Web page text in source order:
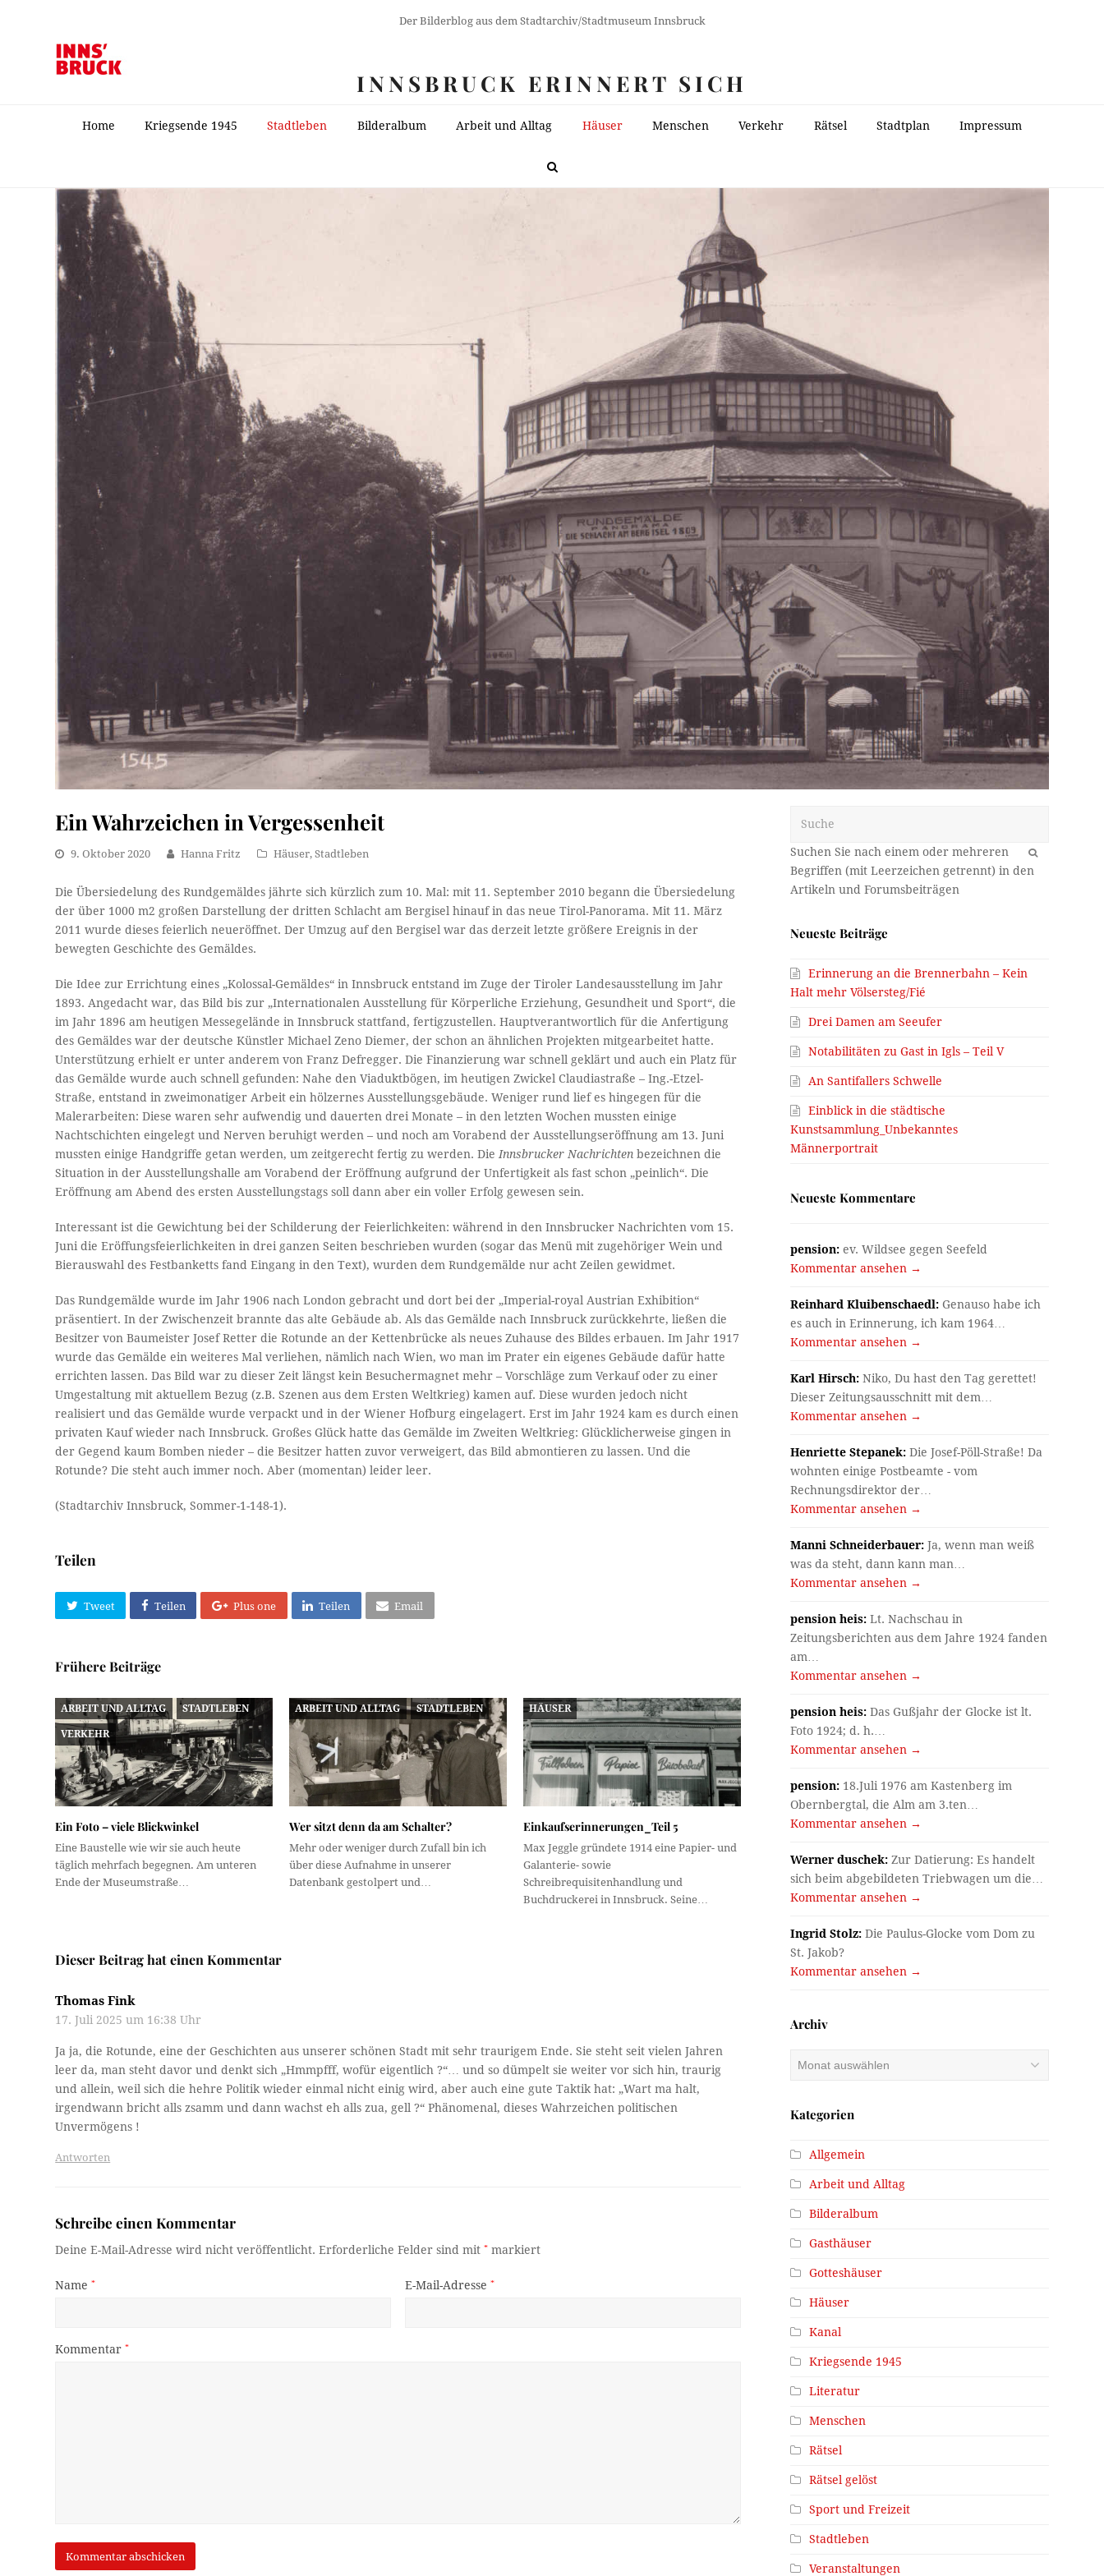
Der Bilderblog aus dem Stadtarchiv/Stadtmuseum Innsbruck
INNSBRUCK ERINNERT SICH
Home Kriegsende 1945 Stadtleben Bilderalbum Arbeit und Alltag Häuser Menschen Verkehr Rätsel Stadtplan Impressum
Ein Wahrzeichen in Vergessenheit
9. Oktober 2020 Hanna Fritz Häuser,Stadtleben
Die Übersiedelung des Rundgemäldes jährte sich kürzlich zum 10. Mal: mit 11. September 2010 begann die Übersiedelung
der über 1000 m2 großen Darstellung der dritten Schlacht am Bergisel hinauf in das neue Tirol-Panorama. Mit 11. März
2011 wurde dieses feierlich neueröffnet. Der Umzug auf den Bergisel war das derzeit letzte größere Ereignis in der
bewegten Geschichte des Gemäldes.
Die Idee zur Errichtung eines „Kolossal-Gemäldes“ in Innsbruck entstand im Zuge der Tiroler Landesausstellung im Jahr
1893. Angedacht war, das Bild bis zur „Internationalen Ausstellung für Körperliche Erziehung, Gesundheit und Sport“, die
im Jahr 1896 am heutigen Messegelände in Innsbruck stattfand, fertigzustellen. Hauptverantwortlich für die Anfertigung
des Gemäldes war der deutsche Künstler Michael Zeno Diemer, der schon an ähnlichen Projekten mitgearbeitet hatte.
Unterstützung erhielt er unter anderem von Franz Defregger. Die Finanzierung war schnell geklärt und auch ein Platz für
das Gemälde wurde auch schnell gefunden: Nahe den Viaduktbögen, im heutigen Zwickel Claudiastraße – Ing.-Etzel-
Straße, entstand in zweimonatiger Arbeit ein hölzernes Ausstellungsgebäude. Weniger rund lief es hingegen für die
Malerarbeiten: Diese waren sehr aufwendig und dauerten drei Monate – in den letzten Wochen mussten einige
Nachtschichten eingelegt und Nerven beruhigt werden – und noch am Vorabend der Ausstellungseröffnung am 13. Juni
mussten einige Handgriffe getan werden, um zeitgerecht fertig zu werden. Die Innsbrucker Nachrichtenbezeichnen die
Situation in der Ausstellungshalle am Vorabend der Eröffnung aufgrund der Unfertigkeit als fast schon „peinlich“. Die
Eröffnung am Abend des ersten Ausstellungstags soll dann aber ein voller Erfolg gewesen sein.
Interessant ist die Gewichtung bei der Schilderung der Feierlichkeiten: während in den Innsbrucker Nachrichten vom 15.
Juni die Eröffungsfeierlichkeiten in drei ganzen Seiten beschrieben wurden (sogar das Menü mit zugehöriger Wein und
Bierauswahl des Festbanketts fand Eingang in den Text), wurden dem Rundgemälde nur acht Zeilen gewidmet.
Das Rundgemälde wurde im Jahr 1906 nach London gebracht und dort bei der „Imperial-royal Austrian Exhibition“
präsentiert. In der Zwischenzeit brannte das alte Gebäude ab. Als das Gemälde nach Innsbruck zurückkehrte, ließen die
Besitzer von Baumeister Josef Retter die Rotunde an der Kettenbrücke als neues Zuhause des Bildes erbauen. Im Jahr 1917
wurde das Gemälde ein weiteres Mal verliehen, nämlich nach Wien, wo man im Prater ein eigenes Gebäude dafür hatte
errichten lassen. Das Bild war zu dieser Zeit längst kein Besuchermagnet mehr – Vorschläge zum Verkauf oder zu einer
Umgestaltung mit aktuellem Bezug (z.B. Szenen aus dem Ersten Weltkrieg) kamen auf. Diese wurden jedoch nicht
realisiert und das Gemälde wurde verpackt und in der Wiener Hofburg eingelagert. Erst im Jahr 1924 kam es durch einen
privaten Kauf wieder nach Innsbruck. Großes Glück hatte das Gemälde im Zweiten Weltkrieg: Glücklicherweise gingen in
der Gegend kaum Bomben nieder – die Besitzer hatten zuvor verweigert, das Bild abmontieren zu lassen. Und die
Rotunde? Die steht auch immer noch. Aber (momentan) leider leer.
(Stadtarchiv Innsbruck, Sommer-1-148-1).
Teilen
Tweet Teilen Plus one Teilen Email
Frühere Beiträge
ARBEIT UND ALLTAG STADTLEBEN
VERKEHR
Ein Foto – viele Blickwinkel
Eine Baustelle wie wir sie auch heute
täglich mehrfach begegnen. Am unteren
Ende der Museumstraße…
ARBEIT UND ALLTAG STADTLEBEN
Wer sitzt denn da am Schalter?
Mehr oder weniger durch Zufall bin ich
über diese Aufnahme in unserer
Datenbank gestolpert und…
HÄUSER
Einkaufserinnerungen_Teil 5
Max Jeggle gründete 1914 eine Papier- und
Galanterie- sowie
Schreibrequisitenhandlung und
Buchdruckerei in Innsbruck. Seine…
Dieser Beitrag hat einen Kommentar
Thomas Fink
17. Juli 2025 um 16:38 Uhr
Ja ja, die Rotunde, eine der Geschichten aus unserer schönen Stadt mit sehr traurigem Ende. Sie steht seit vielen Jahren
leer da, man steht davor und denkt sich „Hmmpfff, wofür eigentlich ?“… und so dümpelt sie weiter vor sich hin, traurig
und allein, weil sich die hehre Politik wieder einmal nicht einig wird, aber auch eine gute Taktik hat: „Wart ma halt,
irgendwann bricht alls zsamm und dann wachst eh alls zua, gell ?“ Phänomenal, dieses Wahrzeichen politischen
Unvermögens !
Antworten
Schreibe einen Kommentar
Deine E-Mail-Adresse wird nicht veröffentlicht. Erforderliche Felder sind mit* markiert
Name* E-Mail-Adresse *
Kommentar*
OK
Neueste Beiträge
Erinnerung an die Brennerbahn – Kein
Halt mehr Völsersteg/Fié
Drei Damen am Seeufer
Notabilitäten zu Gast in Igls – Teil V
An Santifallers Schwelle
Einblick in die städtische
Kunstsammlung_Unbekanntes
Männerportrait
Neueste Kommentare
pension: ev. Wildsee gegen Seefeld
Kommentar ansehen →
Reinhard Kluibenschaedl: Genauso habe ich
es auch in Erinnerung, ich kam 1964…
Kommentar ansehen →
Karl Hirsch: Niko, Du hast den Tag gerettet!
Dieser Zeitungsausschnitt mit dem…
Kommentar ansehen →
Henriette Stepanek: Die Josef-Pöll-Straße! Da
wohnten einige Postbeamte - vom
Rechnungsdirektor der…
Kommentar ansehen →
Manni Schneiderbauer: Ja, wenn man weiß
was da steht, dann kann man…
Kommentar ansehen →
pension heis: Lt. Nachschau in
Zeitungsberichten aus dem Jahre 1924 fanden
am…
Kommentar ansehen →
pension heis: Das Gußjahr der Glocke ist lt.
Foto 1924; d. h.…
Kommentar ansehen →
pension: 18.Juli 1976 am Kastenberg im
Obernbergtal, die Alm am 3.ten…
Kommentar ansehen →
Werner duschek: Zur Datierung: Es handelt
sich beim abgebildeten Triebwagen um die…
Kommentar ansehen →
Ingrid Stolz: Die Paulus-Glocke vom Dom zu
St. Jakob?
Kommentar ansehen →
Archiv
Kategorien
Allgemein
Arbeit und Alltag
Bilderalbum
Gasthäuser
Gotteshäuser
Häuser
Kanal
Kriegsende 1945
Literatur
Menschen
Rätsel
Rätsel gelöst
Sport und Freizeit
Stadtleben
Veranstaltungen